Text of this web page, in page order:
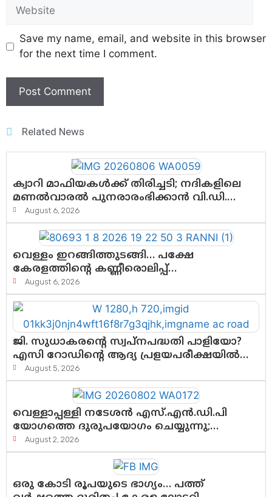
Save my name, email, and website in this browser
for the next time I comment.
Related News
ക്വാറി മാഫിയകൾക്ക് തിരിച്ചടി; നദികളിലെ
മണൽവാരൽ പുനരാരംഭിക്കാൻ വി.ഡി.
സർക്കാർ തീരുമാനം
August 6, 2026
വെള്ളം ഇറങ്ങിത്തുടങ്ങി… പക്ഷേ
കേരളത്തിന്റെ കണ്ണീരൊലിപ്പ്
എന്നവസാനിക്കും?
August 6, 2026
ജി. സുധാകരന്റെ സ്വപ്നപദ്ധതി പാളിയോ?
എസി റോഡിന്റെ ആദ്യ പ്രളയപരീക്ഷയിൽ
ഉയരുന്നത് ഗുരുതര ചോദ്യങ്ങൾ
August 5, 2026
വെള്ളാപ്പള്ളി നടേശൻ എസ്.എൻ.ഡി.പി
യോഗത്തെ ദുരുപയോഗം ചെയ്യുന്നു;
ശ്രീനാരായണ പ്രസ്ഥാനത്തെ
കാർന്നുതിന്നുന്ന വിഷവിത്ത്: ഗോകുലം
August 2, 2026
ഒരു കോടി രൂപയുടെ ഭാഗ്യം… പത്ത്